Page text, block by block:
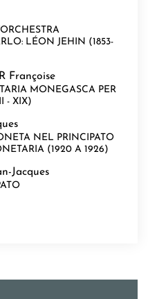
LÉON JEHIN (1853-
Françoise
MONEGASCA PER
- XIX)
NEL PRINCIPATO
(1920 A 1926)
Jacques